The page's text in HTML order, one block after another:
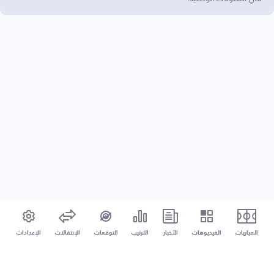
المباريات الفيديوهات الأخبار الترتيب التوقعات الإنتقالات الإعدادات